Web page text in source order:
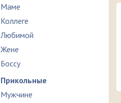
Маме
Коллеге
Любимой
Жене
Боссу
Прикольные
Мужчине